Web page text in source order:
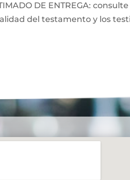
DE ENTREGA:
del testamento y los